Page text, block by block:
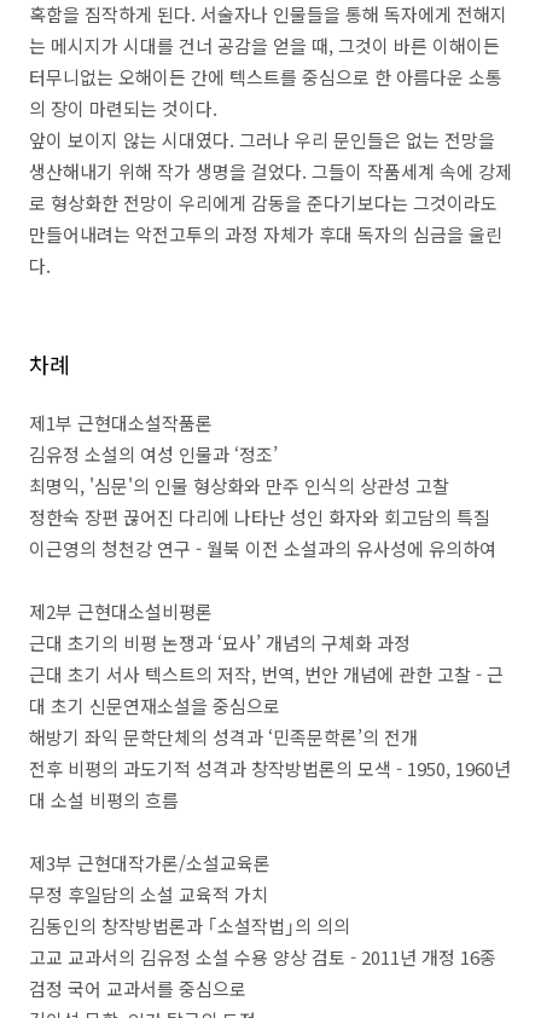
혹함을 짐작하게 된다. 서술자나 인물들을 통해 독자에게 전해지
는 메시지가 시대를 건너 공감을 얻을 때, 그것이 바른 이해이든
터무니없는 오해이든 간에 텍스트를 중심으로 한 아름다운 소통
의 장이 마련되는 것이다.
앞이 보이지 않는 시대였다. 그러나 우리 문인들은 없는 전망을
생산해내기 위해 작가 생명을 걸었다. 그들이 작품세계 속에 강제
로 형상화한 전망이 우리에게 감동을 준다기보다는 그것이라도
만들어내려는 악전고투의 과정 자체가 후대 독자의 심금을 울린
다.
차례
제1부 근현대소설작품론
김유정 소설의 여성 인물과 ‘정조’
최명익, '심문'의 인물 형상화와 만주 인식의 상관성 고찰
정한숙 장편 끊어진 다리에 나타난 성인 화자와 회고담의 특질
이근영의 청천강 연구 - 월북 이전 소설과의 유사성에 유의하여
제2부 근현대소설비평론
근대 초기의 비평 논쟁과 ‘묘사’ 개념의 구체화 과정
근대 초기 서사 텍스트의 저작, 번역, 번안 개념에 관한 고찰-근
대 초기 신문연재소설을 중심으로
해방기 좌익 문학단체의 성격과 ‘민족문학론’의 전개
전후 비평의 과도기적 성격과 창작방법론의 모색 - 1950, 1960년
대 소설 비평의 흐름
제3부 근현대작가론/소설교육론
무정 후일담의 소설 교육적 가치
김동인의 창작방법론과 ｢소설작법 ｣의 의의
고교 교과서의 김유정 소설 수용 양상 검토 - 2011년 개정 16종
검정 국어 교과서를 중심으로